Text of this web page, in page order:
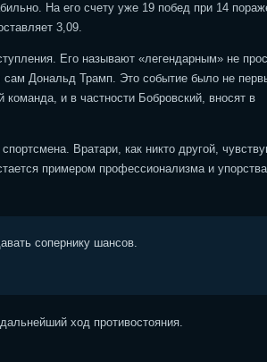
На его счету уже 19 побед при 14
3,09.
Его называют «легендарным» не
Дональд Трамп. Это событие было не
и в частности Бобровский, вносят в
Вратари, как никто другой,
примером профессионализма и
сопернику шансов.
ход противостояния.